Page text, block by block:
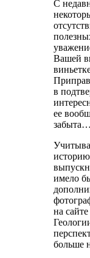
С
Вашей
в
ее
имело
на
больше